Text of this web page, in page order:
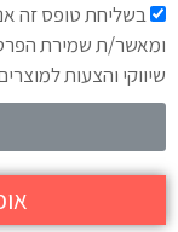
בשליחת טופס זה
ומאשר/ת שמירת
שיווקי והצעות